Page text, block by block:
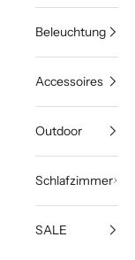
Beleuchtung
Accessoires
Outdoor
Schlafzimmer
SALE